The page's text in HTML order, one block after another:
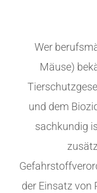
Wer
Mäuse)
und dem
sachkundig
der Einsatz von